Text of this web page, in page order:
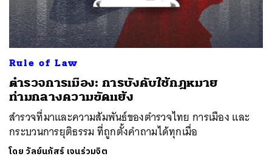
Rule of Law
ตำรวจการเมือง: การบังคับใช้กฎหมาย
ท่ามกลางความขัดแย้ง
สำรวจที่มาและความสัมพันธ์ของตำรวจไทย การเมือง และ
กระบวนการยุติธรรม ที่ถูกตั้งคำถามได้ทุกเมื่อ
โดยวัลย์นภัสร์ เจนร่วมจิต